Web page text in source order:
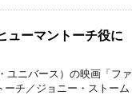
ューマントーチ役に
ユニバース）の映画「ファ
ーチ／ジョニー・ストーム